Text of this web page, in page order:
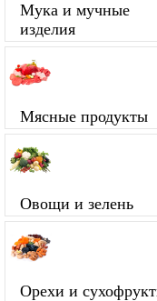
Мука и мучные
изделия
Мясные продукты
Овощи и зелень
Орехи и